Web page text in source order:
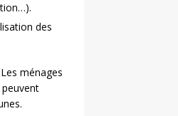
des
ménages